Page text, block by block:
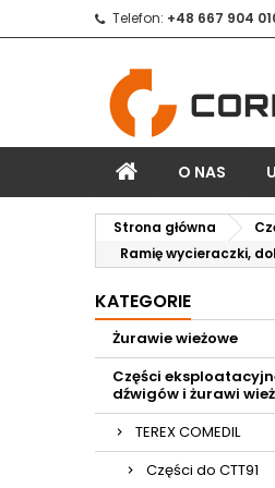
Telefon: +48 667 904
O NAS
Strona główna
Ramię wycieraczki,
KATEGORIE
Żurawie wieżowe
Części
dźwigów i żurawi
TEREX COMEDIL
Części do CTT91